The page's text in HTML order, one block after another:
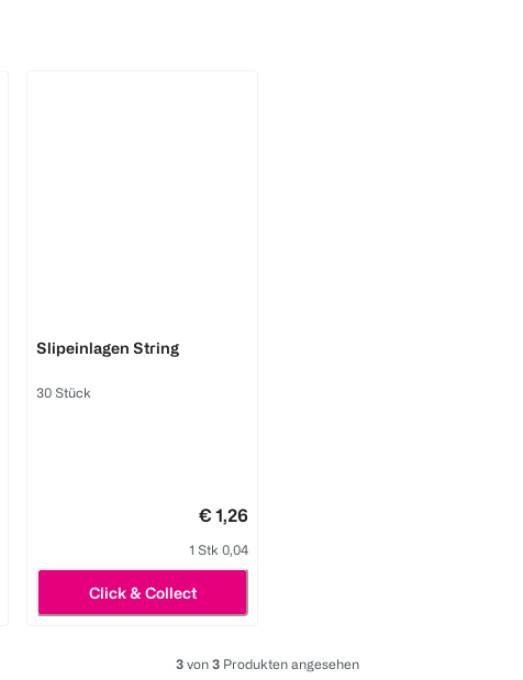
Slipeinlagen String
30 Stück
€ 1,26
1 Stk 0,04
Click & Collect
3 von3 Produkten angesehen